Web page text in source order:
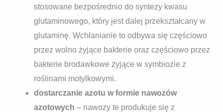
stosowane bezpośrednio do syntezy kwasu
glutaminowego, który jest dalej przekształcany w
glutaminę. Wchłanianie to odbywa się częściowo
przez wolno żyjące bakterie oraz częściowo przez
bakterie brodawkowe żyjące w symbiozie z
roślinami motylkowymi.
dostarczanie azotu w formie nawozów
azotowych – nawozy te produkuje się z